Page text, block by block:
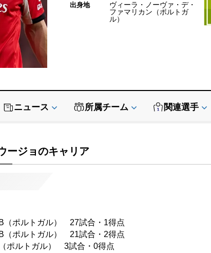
出身地
ヴィーラ・ノーヴァ・デ・
ファマリカン（ポルトガ
ル）
ニュース 所属チーム 関連選手
ージョのキャリア
ポルトガル） 27試合・1得点
ポルトガル） 21試合・2得点
ポルトガル） 3試合・0得点